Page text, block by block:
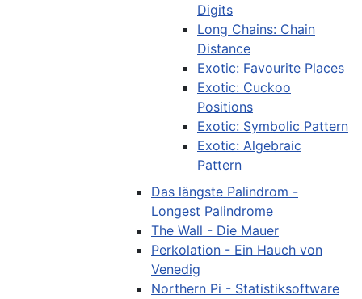
Digits
Long Chains: Chain
Distance
Exotic: Favourite Places
Exotic: Cuckoo
Positions
Exotic: Symbolic Pattern
Exotic: Algebraic
Pattern
Das längste Palindrom -
Longest Palindrome
The Wall - Die Mauer
Perkolation - Ein Hauch von
Venedig
Northern Pi - Statistiksoftware